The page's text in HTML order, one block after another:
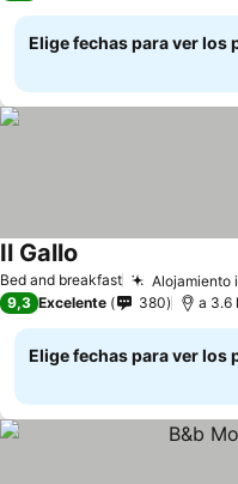
Elige fechas para ver los
Bed and breakfast Alojamiento
Il Gallo
9,3 Excelente 380 a 3.6
Elige fechas para ver los